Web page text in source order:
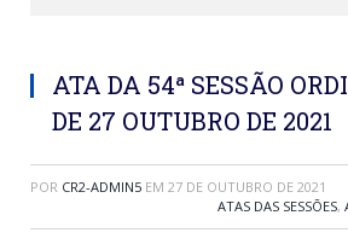
ATA DA 54ª SESSÃO
DE 27 OUTUBRO DE 2021
POR CR2-ADMIN5 EM 27 DE OUTUBRO DE 2021
ATAS DAS SESSÕES,